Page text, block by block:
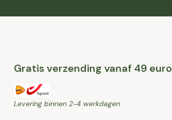
Gratis verzending vanaf 49 euro
Levering binnen 2-4 werkdagen